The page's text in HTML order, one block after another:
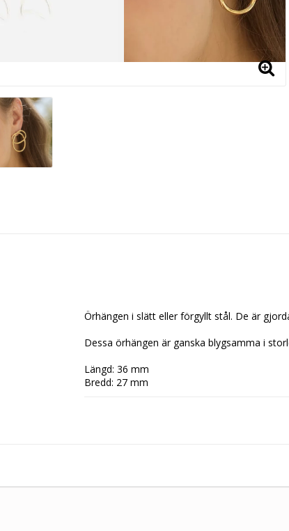
Örhängen i slätt eller förgyllt stål. De är
Dessa örhängen är ganska blygsamma i
Längd: 36 mm
Bredd: 27 mm